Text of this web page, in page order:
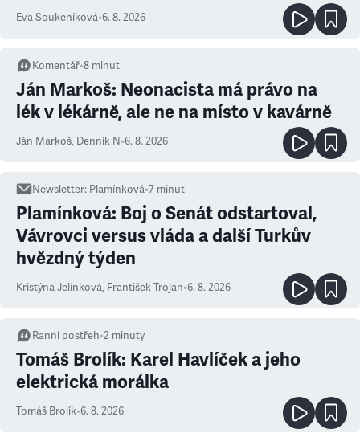
Eva Soukeníková•6. 8. 2026
Komentář•8 minut
Ján Markoš: Neonacista má právo na
lék v lékárně, ale ne na místo v kavárně
Ján Markoš, Denník N•6. 8. 2026
Newsletter: Plamínková•7 minut
Plamínková: Boj o Senát odstartoval,
Vávrovci versus vláda a další Turkův
hvězdný týden
Kristýna Jelínková, František Trojan•6. 8. 2026
Ranní postřeh•2 minuty
Tomáš Brolík: Karel Havlíček a jeho
elektrická morálka
Tomáš Brolík•6. 8. 2026